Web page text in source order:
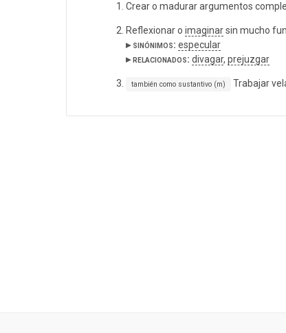
Crear o madurar argumentos
Reflexionar o imaginarsin mucho
▸ sinónimos: especular
▸ relacionados: divagar, prejuzgar
también como sustantivo (m) Trabajar